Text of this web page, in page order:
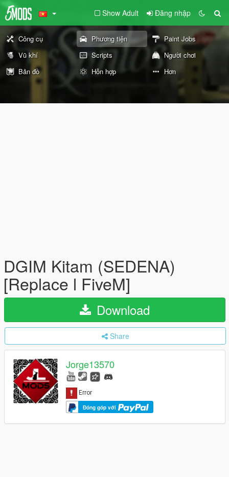
Show Adult Đăng nhập
Công cụ Phương tiện
Paint Jobs
Vũ khí
Scripts
Người chơi
Bản đồ
Hỗn hợp Hơn
DGIM Kitam (SEDENA)
[Replace l FiveM]
Download
Share
Jorge13570
Đóng góp với